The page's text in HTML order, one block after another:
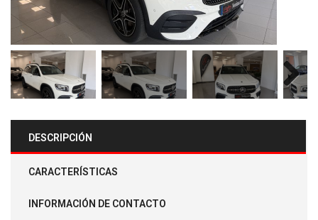
Next
DESCRIPCIÓN
CARACTERÍSTICAS
INFORMACIÓN DE CONTACTO